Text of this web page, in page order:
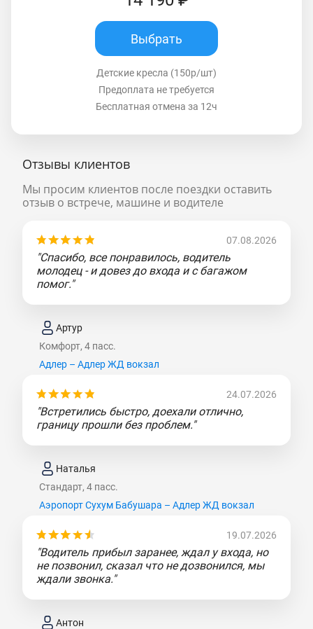
Выбрать
Детские кресла (150р/шт)
Предоплата не требуется
Бесплатная отмена за 12ч
Отзывы клиентов
Мы просим клиентов после поездки оставить
отзыв о встрече, машине и водителе
07.08.2026
"Спасибо, все понравилось, водитель
молодец - и довез до входа и с багажом
помог."
Артур
Комфорт, 4 пасс.
Адлер – Адлер ЖД вокзал
24.07.2026
"Встретились быстро, доехали отлично,
границу прошли без проблем."
Наталья
Стандарт, 4 пасс.
Аэропорт Сухум Бабушара – Адлер ЖД вокзал
19.07.2026
"Водитель прибыл заранее, ждал у входа, но
не позвонил, сказал что не дозвонился, мы
ждали звонка."
Антон